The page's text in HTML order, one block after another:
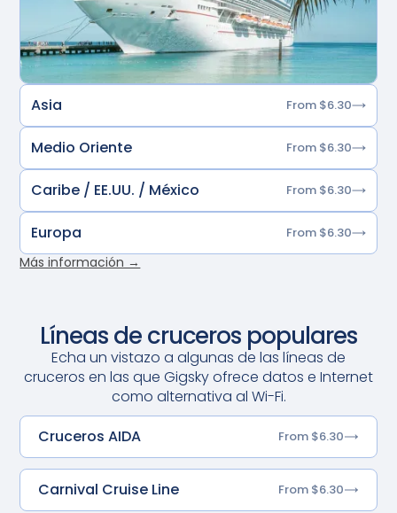
Asia From $6.30
Medio Oriente From $6.30
Caribe / EE.UU. / México From $6.30
Europa From $6.30
Más información →
Líneas de cruceros populares
Echa un vistazo a algunas de las líneas de
cruceros en las que Gigsky ofrece datos e Internet
como alternativa al Wi-Fi.
Cruceros AIDA
From $6.30
Carnival Cruise Line From $6.30